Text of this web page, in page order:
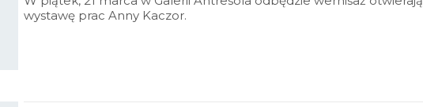
wystawę prac Anny Kaczor.